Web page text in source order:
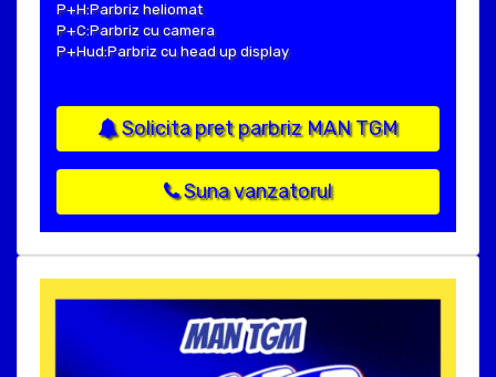
P+H:Parbriz heliomat
P+C:Parbriz cu camera
P+Hud:Parbriz cu head up display
Solicita pret parbriz MAN TGM
Suna vanzatorul